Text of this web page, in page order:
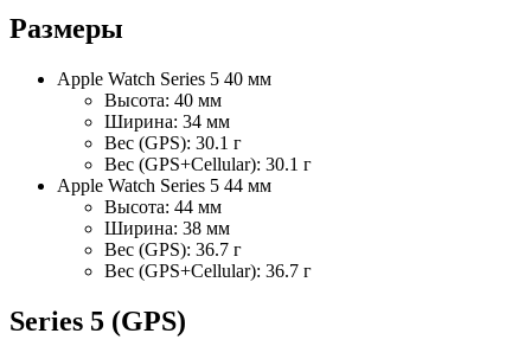
Размеры
Apple Watch Series 5 40 мм
Высота: 40 мм
Ширина: 34 мм
Вес (GPS): 30.1 г
Вес (GPS+Cellular): 30.1 г
Apple Watch Series 5 44 мм
Высота: 44 мм
Ширина: 38 мм
Вес (GPS): 36.7 г
Вес (GPS+Cellular): 36.7 г
Series 5 (GPS)